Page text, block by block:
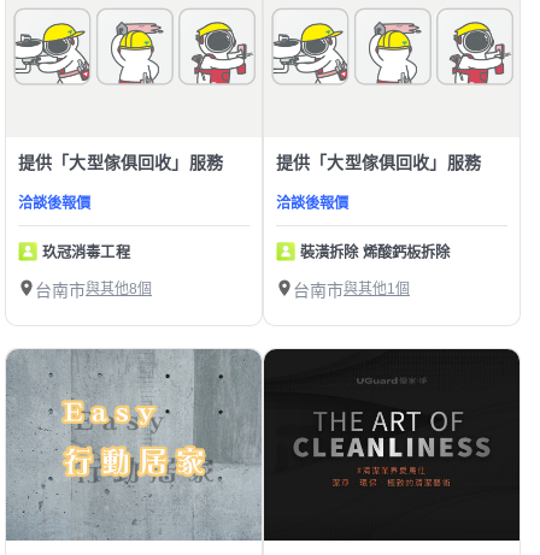
提供「大型傢俱回收」服務
洽談後報價
玖冠消毒工程
台南市與其他8個
提供「大型傢俱回收」服務
洽談後報價
裝潢拆除 烯酸鈣板拆除
台南市與其他1個